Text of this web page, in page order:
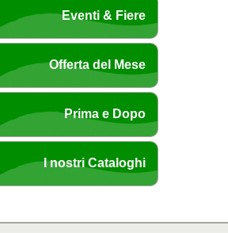
Eventi & Fiere
Offerta del Mese
Prima e Dopo
I nostri Cataloghi